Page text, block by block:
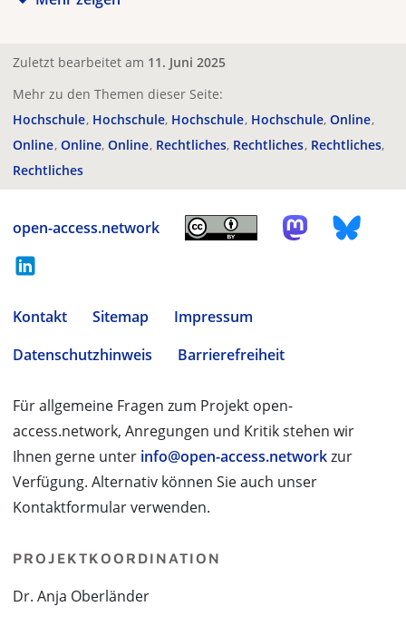
Zuletzt bearbeitet am 11. Juni 2025
Mehr zu den Themen dieser Seite:
Hochschule Hochschule Hochschule Hochschule Online
Online Online Online Rechtliches Rechtliches Rechtliches
Rechtliches
open-access.network
Kontakt Sitemap
Impressum
Datenschutzhinweis
Barrierefreiheit
Für allgemeine Fragen zum Projekt open-
access.network, Anregungen und Kritik stehen wir
Ihnen gerne unter info@open-access.networkzur
Verfügung. Alternativ können Sie auch unser
Kontaktformular verwenden.
PROJEKTKOORDINATION
Dr. Anja Oberländer